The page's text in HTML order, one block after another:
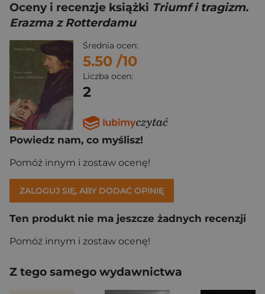
Oceny i recenzje książki Triumf i tragizm.
Erazma z Rotterdamu
Średnia ocen:
5.50 /10
Liczba ocen:
2
Powiedz nam, co myślisz!
Pomóż innym i zostaw ocenę!
ZALOGUJ SIĘ, ABY DODAĆ OPINIĘ
Ten produkt nie ma jeszcze żadnych recenzji
Pomóż innym i zostaw ocenę!
Z tego samego wydawnictwa